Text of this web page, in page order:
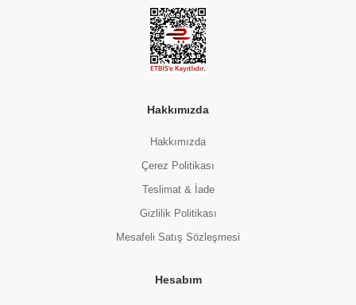
Hakkımızda
Hakkımızda
Çerez Politikası
Teslimat & İade
Gizlilik Politikası
Mesafeli Satış Sözleşmesi
Hesabım